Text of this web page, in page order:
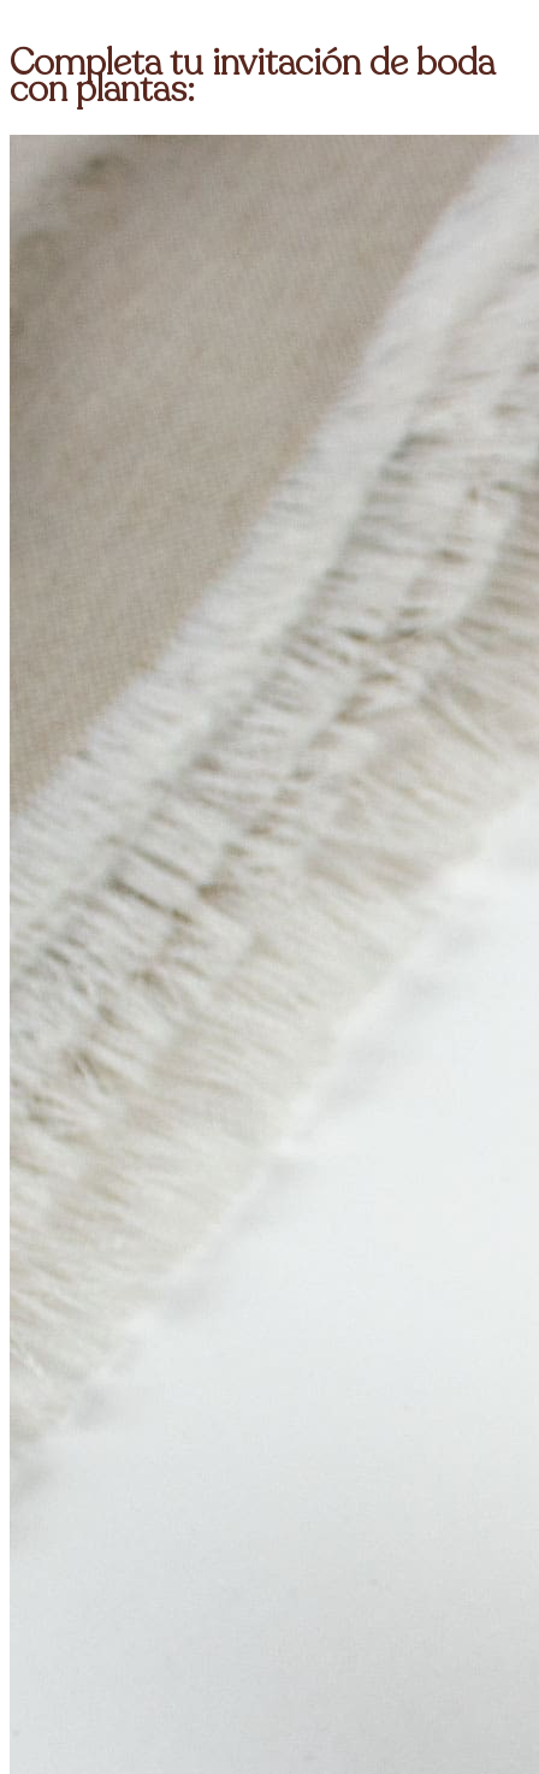
Completa tu invitación de boda
con plantas: